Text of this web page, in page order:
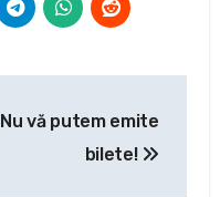
Nu vă putem emite
bilete!